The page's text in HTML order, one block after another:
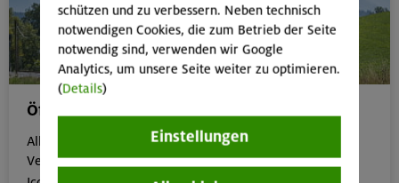
Öffentliche Anreise
Alle Veranstaltungen, die gut mit öffentlichen
Verkehrsmitteln erreichbar sind, erkennst du an dem
schützen und zu verbessern. Neben technisch
notwendigen Cookies, die zum Betrieb der Seite
notwendig sind, verwenden wir Google
Analytics, um unsere Seite weiter zu optimieren.
(Details)
Einstellungen